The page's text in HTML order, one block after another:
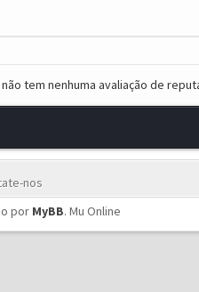
tem nenhuma avaliação de
nos
por MyBB. Mu Online